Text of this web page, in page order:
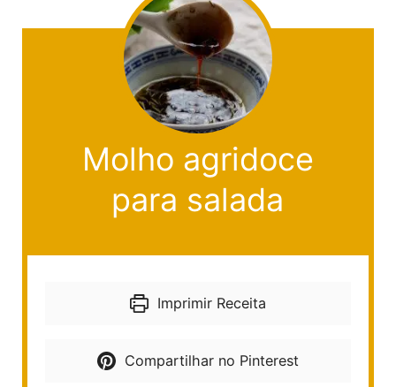
Molho agridoce
para salada
Imprimir Receita
Compartilhar no Pinterest